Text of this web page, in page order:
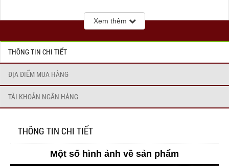
Xem thêm
THÔNG TIN CHI TIẾT
ĐỊA ĐIỂM MUA HÀNG
TÀI KHOẢN NGÂN HÀNG
THÔNG TIN CHI TIẾT
Một số hình ảnh về sản phẩm